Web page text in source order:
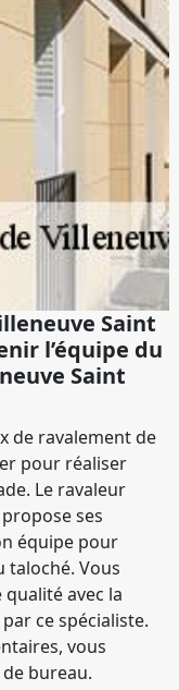
Saint
l’équipe du
Saint
de ravalement de
pour réaliser
Le ravaleur
ses
équipe pour
taloché. Vous
avec la
ce spécialiste.
vous
bureau.